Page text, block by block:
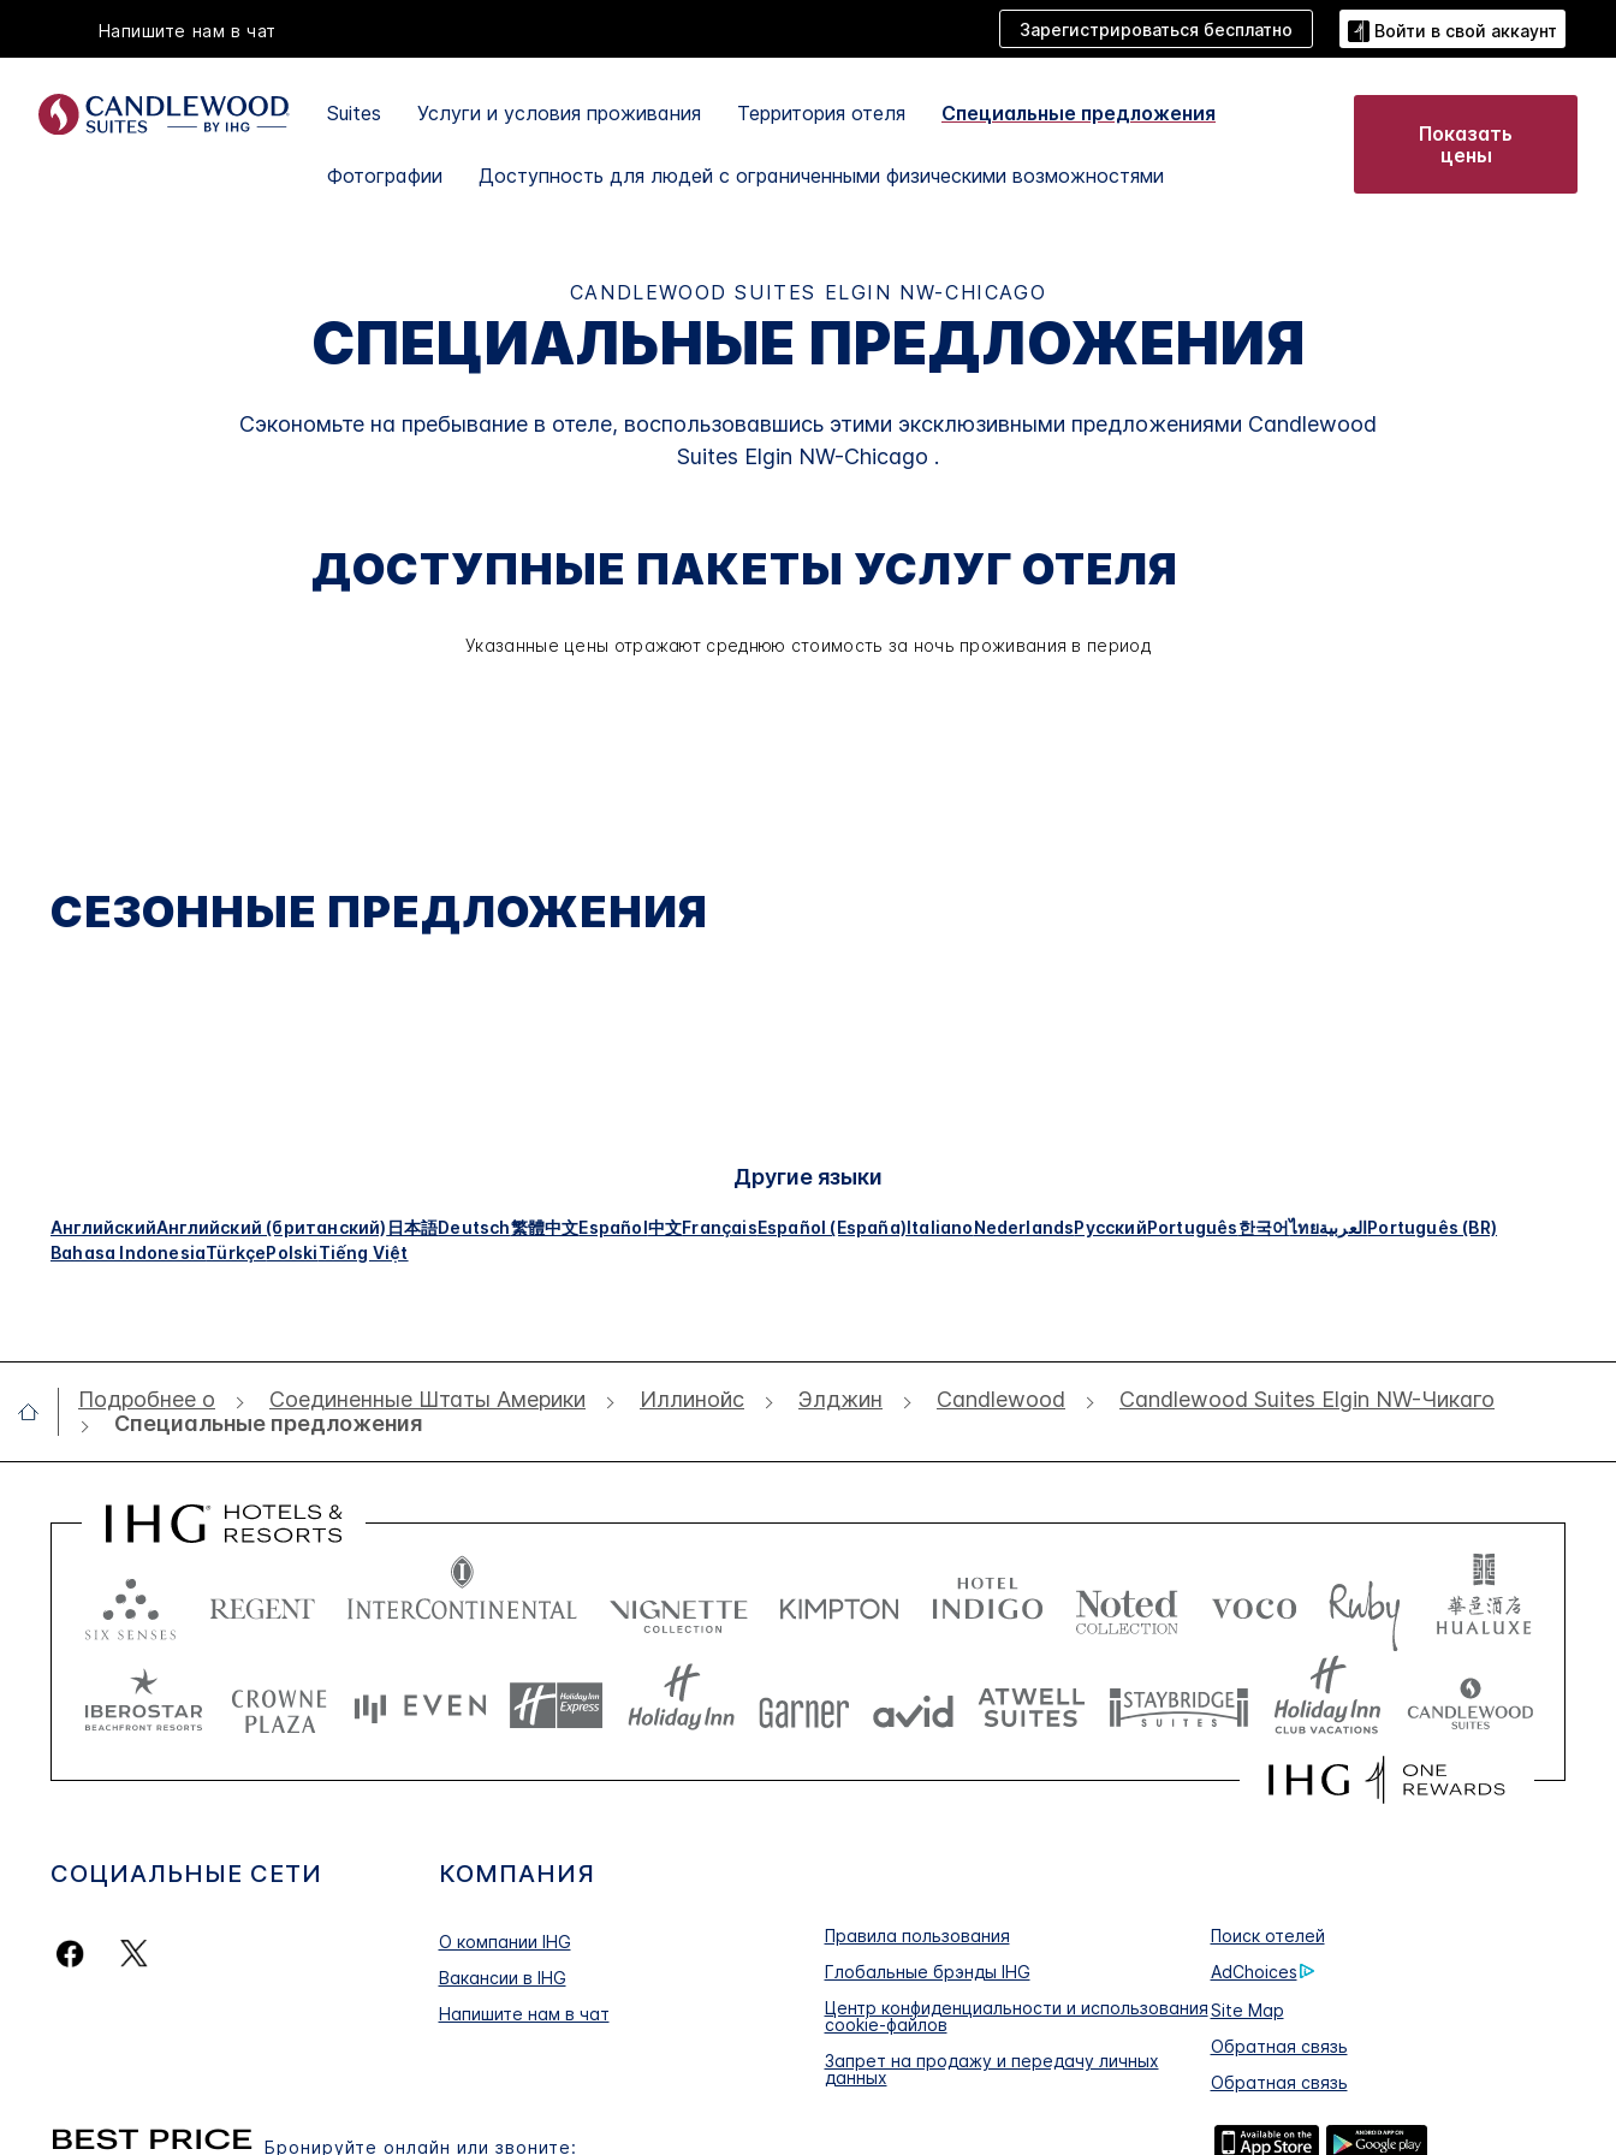
Напишите нам в чат Зарегистрироваться бесплатно Войти в свой аккаунт
Suites Услуги и условия проживания Территория отеля Специальные предложения
Фотографии Доступность для людей с ограниченными физическими возможностями
Показать
цены
CANDLEWOOD SUITES ELGIN NW-CHICAGO
СПЕЦИАЛЬНЫЕ ПРЕДЛОЖЕНИЯ
Сэкономьте на пребывание в отеле, воспользовавшись этими эксклюзивными предложениями Candlewood
Suites Elgin NW-Chicago .
ДОСТУПНЫЕ ПАКЕТЫ УСЛУГ ОТЕЛЯ
Указанные цены отражают среднюю стоимость за ночь проживания в период
СЕЗОННЫЕ ПРЕДЛОЖЕНИЯ
Другие языки
АнглийскийАнглийский (британский) 日本語Deutsch繁體中文Español中文FrançaisEspañol (España)ItalianoNederlandsРусскийPortuguês한국어ไทยالعربيةPortuguês (BR)
Bahasa IndonesiaTürkçePolskiTiếng Việt
Подробнее о Соединенные Штаты Америки Иллинойс Элджин Candlewood
Candlewood Suites Elgin NW-Чикаго
Специальные предложения
СОЦИАЛЬНЫЕ СЕТИ КОМПАНИЯ
О компании IHG
Вакансии в IHG
Напишите нам в чат
Правила пользования
Глобальные брэнды IHG
Центр конфиденциальности и использования
cookie-файлов
Запрет на продажу и передачу личных
данных
Поиск отелей
AdChoices
Site Map
Обратная связь
Обратная связь
Бронируйте онлайн или звоните: